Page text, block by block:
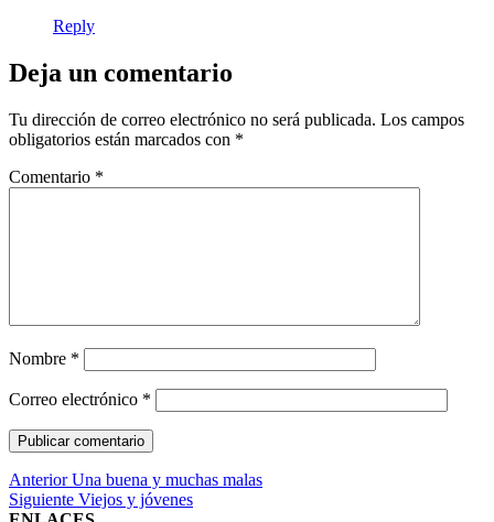
Reply
Deja un comentario
Tu dirección de correo electrónico no será publicada. Los campos
obligatorios están marcados con *
Comentario *
Nombre *
Correo electrónico *
Navegación
de
Anterior Entrada
anterior:
Una buena y muchas malas
Siguiente Entrada
Viejos y jóvenes